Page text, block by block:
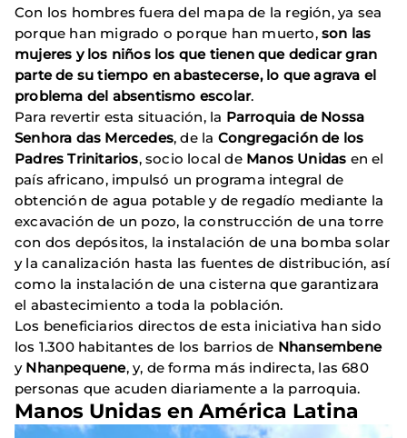
Con los hombres fuera del mapa de la región, ya sea
porque han migrado o porque han muerto,son las
mujeres y los niños los que tienen que dedicar gran
parte de su tiempo en abastecerse, lo que agrava el
problema del absentismo escolar.
Para revertir esta situación, la Parroquia de Nossa
Senhora das Mercedes, de la Congregación de los
Padres Trinitarios, socio local de Manos Unidas en el
país africano, impulsó un programa integral de
obtención de agua potable y de regadío mediante la
excavación de un pozo, la construcción de una torre
con dos depósitos, la instalación de una bomba solar
y la canalización hasta las fuentes de distribución, así
como la instalación de una cisterna que garantizara
el abastecimiento a toda la población.
Los beneficiarios directos de esta iniciativa han sido
los 1.300 habitantes de los barrios de Nhansembene
y Nhanpequene, y, de forma más indirecta, las 680
personas que acuden diariamente a la parroquia.
Manos Unidas en América Latina